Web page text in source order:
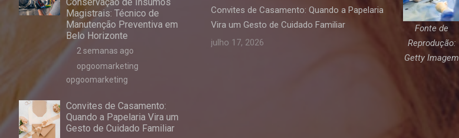
Magistrais: Técnico de
Manutenção Preventiva em
Belo Horizonte
2 semanas ago
opgoomarketing
opgoomarketing
Convites de Casamento:
Quando a Papelaria Vira um
Gesto de Cuidado Familiar
Convites de Casamento: Quando a Papelaria
Vira um Gesto de Cuidado Familiar
julho 17, 2026
Fonte de
Reprodução:
Getty Imagem